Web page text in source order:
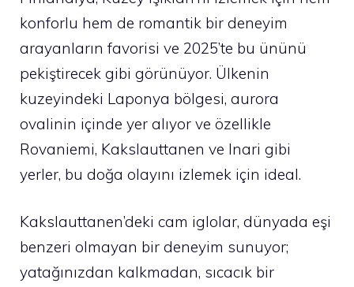
konforlu hem de romantik bir deneyim
arayanların favorisi ve 2025’te bu ününü
pekiştirecek gibi görünüyor. Ülkenin
kuzeyindeki Laponya bölgesi, aurora
ovalinin içinde yer alıyor ve özellikle
Rovaniemi, Kakslauttanen ve Inari gibi
yerler, bu doğa olayını izlemek için ideal.
Kakslauttanen’deki cam iglolar, dünyada eşi
benzeri olmayan bir deneyim sunuyor;
yatağınızdan kalkmadan, sıcacık bir